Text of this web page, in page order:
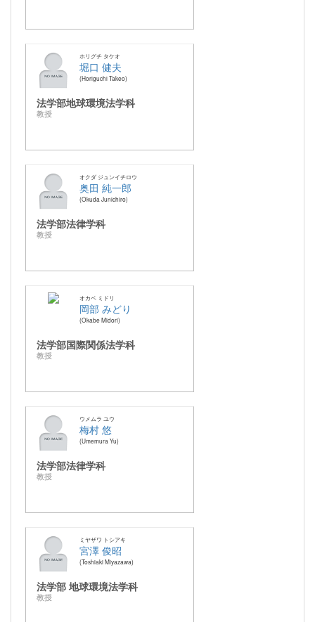
ホリグチ タケオ
堀口 健夫
Horiguchi Takeo
法学部地球環境法学科
教授
オクダ ジュンイチロウ
奥田 純一郎
Okuda Junichiro
法学部法律学科
教授
オカベ ミドリ
岡部 みどり
Okabe Midori
法学部国際関係法学科
教授
ウメムラ ユウ
梅村 悠
Umemura Yu
法学部法律学科
教授
ミヤザワ トシアキ
宮澤 俊昭
Toshiaki Miyazawa
法学部 地球環境法学科
教授